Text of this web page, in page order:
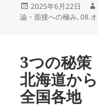
投
稿
2025年6月22日
論・面接への極み,08.
3つの秘策
北海道か
全国各地